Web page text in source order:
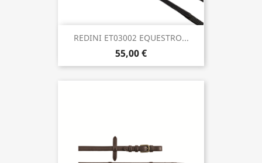
REDINI ET03002 EQUESTRO...
55,00 €